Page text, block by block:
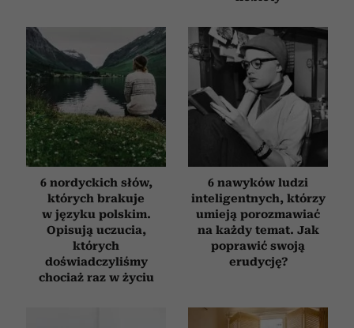
6 nordyckich słów,
których brakuje
w języku polskim.
Opisują uczucia,
których
doświadczyliśmy
chociaż raz w życiu
6 nawyków ludzi
inteligentnych, którzy
umieją porozmawiać
na każdy temat. Jak
poprawić swoją
erudycję?